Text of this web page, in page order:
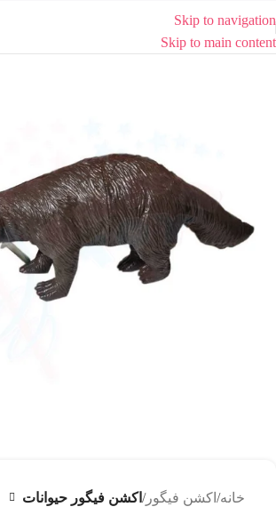
Skip to navigation
Skip to main content
خانه اکشن فیگور اکشن فیگور حیوانات